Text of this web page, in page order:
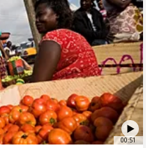
00:51